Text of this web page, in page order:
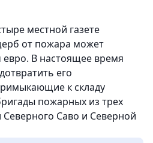
местной газете
от пожара может
евро. В настоящее время
его
к складу
пожарных из трех
Саво и Северной